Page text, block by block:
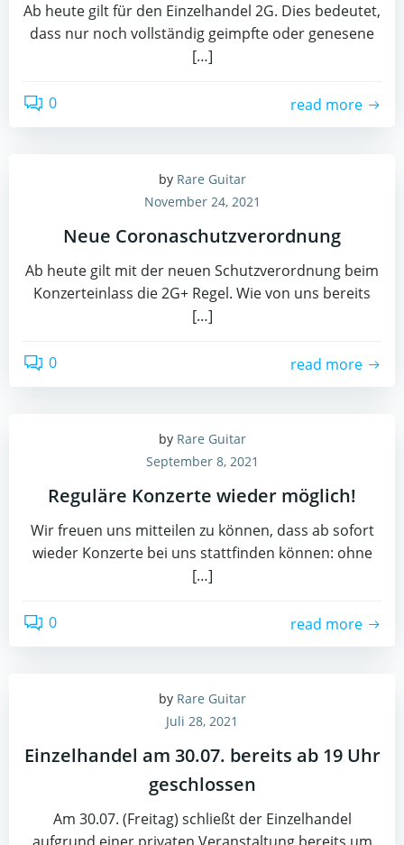
Ab heute gilt für den Einzelhandel 2G. Dies bedeutet,
dass nur noch vollständig geimpfte oder genesene
[…]
0 read more
by Rare Guitar
November 24, 2021
Neue Coronaschutzverordnung
Ab heute gilt mit der neuen Schutzverordnung beim
Konzerteinlass die 2G+ Regel. Wie von uns bereits
[…]
0 read more
by Rare Guitar
September 8, 2021
Reguläre Konzerte wieder möglich!
Wir freuen uns mitteilen zu können, dass ab sofort
wieder Konzerte bei uns stattfinden können: ohne
[…]
0 read more
by Rare Guitar
Juli 28, 2021
Einzelhandel am 30.07. bereits ab 19 Uhr
geschlossen
Am 30.07. (Freitag) schließt der Einzelhandel